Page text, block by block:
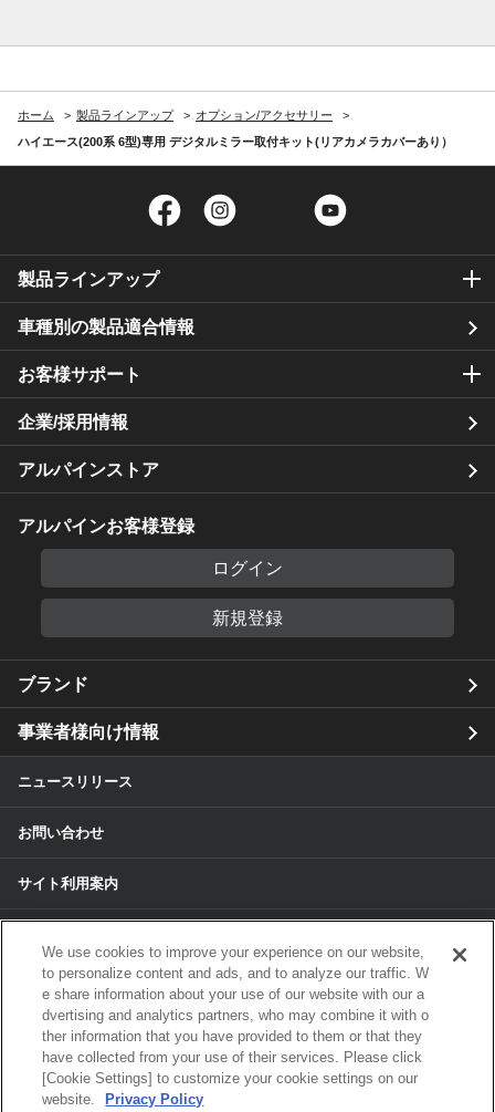
ホーム 製品ラインアップ
オプション/アクセサリー
ハイエース(200系 6型)専用 デジタルミラー取付キット(リアカメラカバーあり）
Facebook Twitter
製品ラインアップ
車種別の製品適合情報
お客様サポート
企業/採用情報
アルパインストア
アルパインお客様登録
ログイン
新規登録
ブランド
事業者様向け情報
ニュースリリース
お問い合わせ
サイト利用案内
個人情報のお取扱いについて
各種サービスの個人情報保護方針
サイトマップ
We use cookies to improve your experience on our website,
to personalize content and ads, and to analyze our traffic. W
e share information about your use of our website with our a
dvertising and analytics partners, who may combine it with o
ther information that you have provided to them or that they
have collected from your use of their services. Please click
[Cookie Settings] to customize your cookie settings on our
website.
Privacy Policy